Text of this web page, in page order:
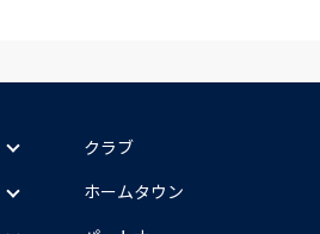
クラブ
ホームタウン